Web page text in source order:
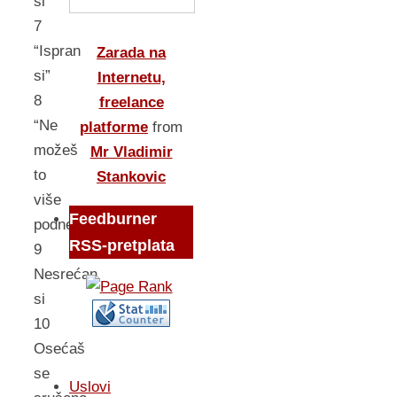
7
“Ispran
si”
8
“Ne
možeš
to
više
podneti”
9
Nesrećan
si
10
Osećaš
se
Zarada na
Internetu,
freelance
platforme from
Mr Vladimir
Stankovic
Feedburner
RSS-pretplata
Uslovi